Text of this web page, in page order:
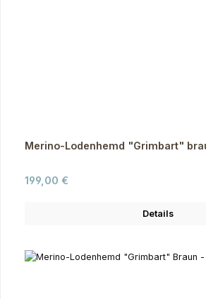
Merino-Lodenhemd "Grimbart"
Regulärer Preis:
199,00 €
Details